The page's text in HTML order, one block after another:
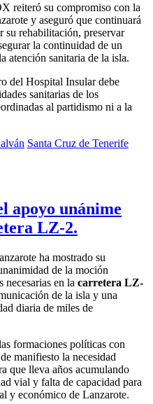
reiteró su compromiso con la
y aseguró que continuará
su rehabilitación, preservar
la continuidad de un
atención sanitaria de la isla.
del Hospital Insular debe
sanitarias de los
al partidismo ni a la
Santa Cruz de Tenerife
apoyo unánime
LZ-2.
ha mostrado su
de la moción
necesarias en la carretera LZ-
de la isla y una
diaria de miles de
formaciones políticas con
manifiesto la necesidad
que lleva años acumulando
vial y falta de capacidad para
y económico de Lanzarote.